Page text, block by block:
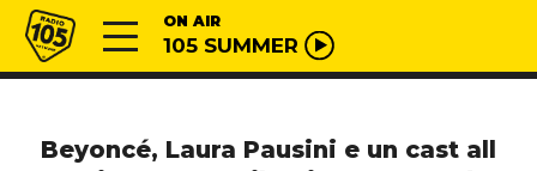
Vai al contenuto
Radio 105 ON AIR
105 SUMMER
Beyoncé, Laura Pausini e un cast all